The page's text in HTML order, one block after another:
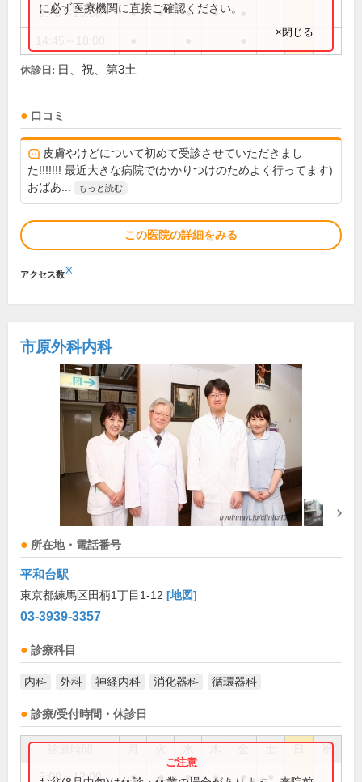
9:45～13:00 ● ● ● ●
に必ず医療機関に直接ご確認ください。
×閉じる
休診日: 日、祝、第3土
口コミ
皮膚やけどについて初めて受診させていただきまし
た!!!!!!! 最近大きな病院で(かかりつけのためよく行ってます)
おばあ...
もっと読む
この医院の詳細をみる
アクセス数※
市原外科内科
所在地・電話番号
平和台駅
東京都練馬区田柄1丁目1-12 [地図]
03-3939-3357
診療科目
内科 外科 神経内科 消化器科 循環器科
診療/受付時間・休診日
祝
9:00～12:00 ● ● ● ● ●